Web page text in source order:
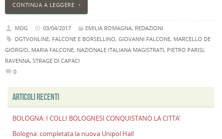
CONTINUA A LEGGERE
MDG 03/04/2017 EMILIA ROMAGNA, REDAZIONI
DGTVONLINE, FALCONE E BORSELLINO, GIOVANNI FALCONE, MARCELLO DE
GIORGIO, MARIA FALCONE, NAZIONALE ITALIANA MAGISTRATI, PIETRO PARISI,
RAVENNA, STRAGE DI CAPACI
0
ARTICOLI RECENTI
BOLOGNA: I COLLI BOLOGNESI CONQUISTANO LA CITTA’
Bologna: completata la nuova Unipol Hall